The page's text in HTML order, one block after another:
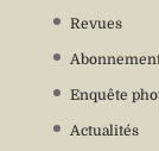
Revues
Enquête
Actualités